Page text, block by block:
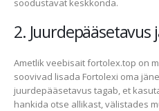
soodustavat keskkonda.
2. Juurdepääsetavus
Ametlik veebisait fortolex.top on
soovivad lisada Fortolexi oma
juurdepääsetavus tagab, et
hankida otse allikast, välistades